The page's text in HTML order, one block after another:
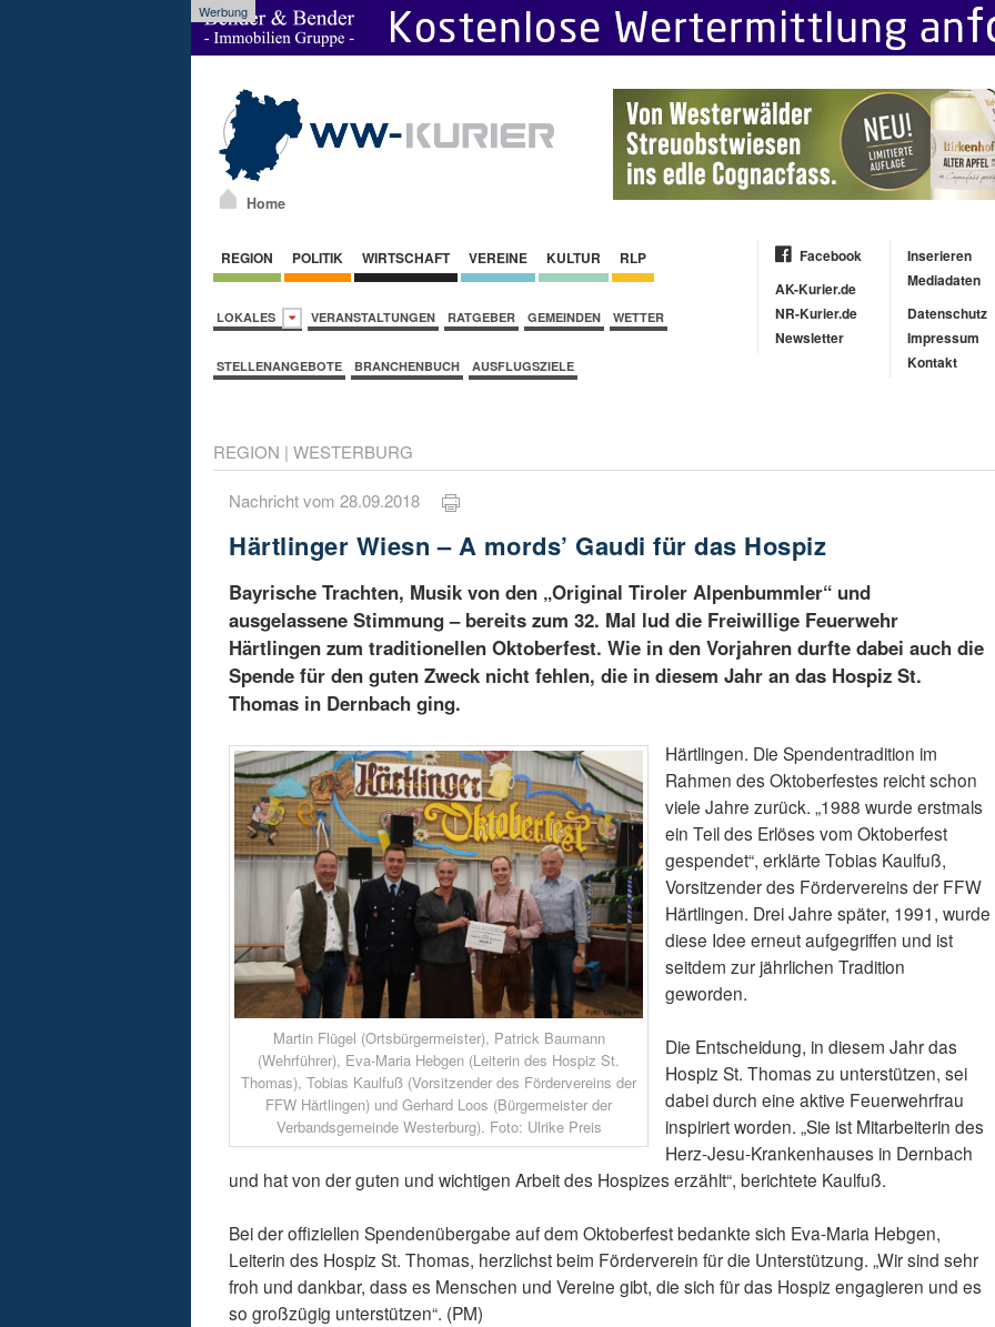
Werbung
Home
REGION POLITIK WIRTSCHAFT VEREINE KULTUR RLP
LOKALES VERANSTALTUNGEN RATGEBER GEMEINDEN WETTER
STELLENANGEBOTE BRANCHENBUCH AUSFLUGSZIELE
Facebook
AK-Kurier.de
NR-Kurier.de
Newsletter
Inserieren
Mediadaten
Datenschutz
Impressum
Kontakt
REGION | WESTERBURG
Nachricht vom 28.09.2018
Härtlinger Wiesn – A mords’ Gaudi für das Hospiz
Bayrische Trachten, Musik von den „Original Tiroler Alpenbummler“ und
ausgelassene Stimmung – bereits zum 32. Mal lud die Freiwillige Feuerwehr
Härtlingen zum traditionellen Oktoberfest. Wie in den Vorjahren durfte dabei auch die
Spende für den guten Zweck nicht fehlen, die in diesem Jahr an das Hospiz St.
Thomas in Dernbach ging.
Martin Flügel (Ortsbürgermeister), Patrick Baumann
(Wehrführer), Eva-Maria Hebgen (Leiterin des Hospiz St.
Thomas), Tobias Kaulfuß (Vorsitzender des Fördervereins der
FFW Härtlingen) und Gerhard Loos (Bürgermeister der
Verbandsgemeinde Westerburg). Foto: Ulrike Preis
Härtlingen. Die Spendentradition im
Rahmen des Oktoberfestes reicht schon
viele Jahre zurück. „1988 wurde erstmals
ein Teil des Erlöses vom Oktoberfest
gespendet“, erklärte Tobias Kaulfuß,
Vorsitzender des Fördervereins der FFW
Härtlingen. Drei Jahre später, 1991, wurde
diese Idee erneut aufgegriffen und ist
seitdem zur jährlichen Tradition
geworden.
Die Entscheidung, in diesem Jahr das
Hospiz St. Thomas zu unterstützen, sei
dabei durch eine aktive Feuerwehrfrau
inspiriert worden. „Sie ist Mitarbeiterin des
Herz-Jesu-Krankenhauses in Dernbach
und hat von der guten und wichtigen Arbeit des Hospizes erzählt“, berichtete Kaulfuß.
Bei der offiziellen Spendenübergabe auf dem Oktoberfest bedankte sich Eva-Maria Hebgen,
Leiterin des Hospiz St. Thomas, herzlichst beim Förderverein für die Unterstützung. „Wir sind sehr
froh und dankbar, dass es Menschen und Vereine gibt, die sich für das Hospiz engagieren und es
so großzügig unterstützen“. (PM)